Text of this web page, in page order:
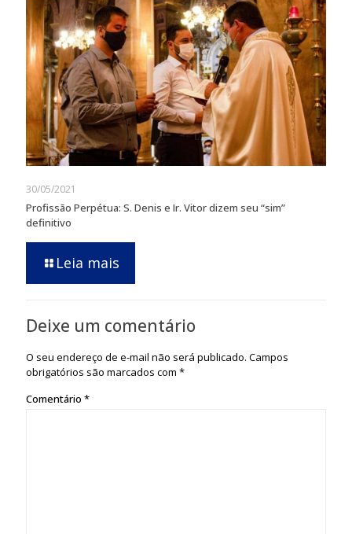
30/05/2021
Profissão Perpétua: S. Denis e Ir. Vitor dizem seu “sim”
definitivo
Leia mais
Deixe um comentário
O seu endereço de e-mail não será publicado. Campos
obrigatórios são marcados com *
Comentário *